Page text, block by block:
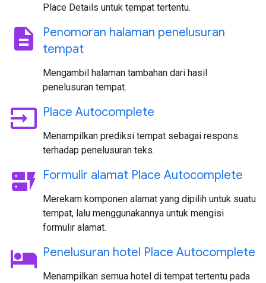
Place Details untuk tempat tertentu.
description
Penomoran halaman penelusuran
tempat
Mengambil halaman tambahan dari hasil
penelusuran tempat.
input Place Autocomplete
Menampilkan prediksi tempat sebagai respons
terhadap penelusuran teks.
dynamic_form Formulir alamat Place Autocomplete
Merekam komponen alamat yang dipilih untuk suatu
tempat, lalu menggunakannya untuk mengisi
formulir alamat.
hotel Penelusuran hotel Place Autocomplete
Menampilkan semua hotel di tempat tertentu pada